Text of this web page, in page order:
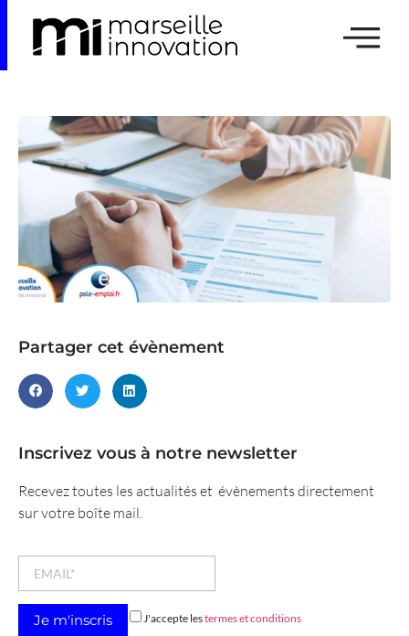
Partager cet évènement
Inscrivez vous à notre newsletter
Recevez toutes les actualités et évènements directement
sur votre boîte mail.
J'accepte lestermes et conditions